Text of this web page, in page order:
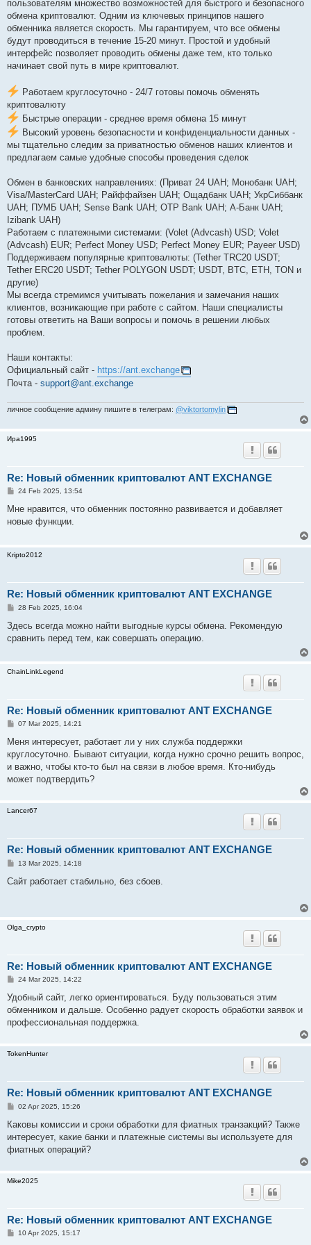
пользователям множество возможностей для быстрого и безопасного
обмена криптовалют. Одним из ключевых принципов нашего
обменника является скорость. Мы гарантируем, что все обмены
будут проводиться в течение 15-20 минут. Простой и удобный
интерфейс позволяет проводить обмены даже тем, кто только
начинает свой путь в мире криптовалют.
Работаем круглосуточно - 24/7 готовы помочь обменять
криптовалюту
Быстрые операции - среднее время обмена 15 минут
Высокий уровень безопасности и конфиденциальности данных -
мы тщательно следим за приватностью обменов наших клиентов и
предлагаем самые удобные способы проведения сделок
Обмен в банковских направлениях: (Приват 24 UAH; Монобанк UAH;
Visa/MasterCard UAH; Райффайзен UAH; Ощадбанк UAH; УкрСиббанк
UAH; ПУМБ UAH; Sense Bank UAH; OTP Bank UAH; А-Банк UAH;
Izibank UAH)
Работаем с платежными системами: (Volet (Advcash) USD; Volet
(Advcash) EUR; Perfect Money USD; Perfect Money EUR; Payeer USD)
Поддерживаем популярные криптовалюты: (Tether TRC20 USDT;
Tether ERC20 USDT; Tether POLYGON USDT; USDT, BTC, ETH, TON и
другие)
Мы всегда стремимся учитывать пожелания и замечания наших
клиентов, возникающие при работе с сайтом. Наши специалисты
готовы ответить на Ваши вопросы и помочь в решении любых
проблем.
Наши контакты:
Официальный сайт - https://ant.exchange
Почта - support@ant.exchange
личное сообщение админу пишите в телеграм: @viktortomylin
Ира1995
Re: Новый обменник криптовалют ANT EXCHANGE
P
s
24 Feb 2025, 13:54
Мне нравится, что обменник постоянно развивается и добавляет
новые функции.
Kripto2012
Re: Новый обменник криптовалют ANT EXCHANGE
P
s
t
28 Feb 2025, 16:04
Здесь всегда можно найти выгодные курсы обмена. Рекомендую
сравнить перед тем, как совершать операцию.
ChainLinkLegend
Re: Новый обменник криптовалют ANT EXCHANGE
P
s
07 Mar 2025, 14:21
Меня интересует, работает ли у них служба поддержки
круглосуточно. Бывают ситуации, когда нужно срочно решить вопрос,
и важно, чтобы кто-то был на связи в любое время. Кто-нибудь
может подтвердить?
Lancer67
Re: Новый обменник криптовалют ANT EXCHANGE
P
s
13 Mar 2025, 14:18
Сайт работает стабильно, без сбоев.
Olga_crypto
Re: Новый обменник криптовалют ANT EXCHANGE
P
s
t
24 Mar 2025, 14:22
Удобный сайт, легко ориентироваться. Буду пользоваться этим
обменником и дальше. Особенно радует скорость обработки заявок и
профессиональная поддержка.
TokenHunter
Re: Новый обменник криптовалют ANT EXCHANGE
P
s
02 Apr 2025, 15:26
Каковы комиссии и сроки обработки для фиатных транзакций? Также
интересует, какие банки и платежные системы вы используете для
фиатных операций?
Mike2025
Re: Новый обменник криптовалют ANT EXCHANGE
P10 Apr 2025, 15:17